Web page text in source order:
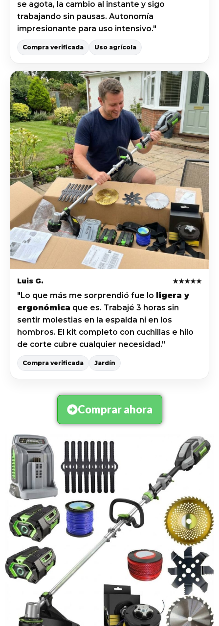
se agota, la cambio al instante y sigo
trabajando sin pausas. Autonomía
impresionante para uso intensivo."
Compra verificada Uso agrícola
Luis G. ★★★★★
"Lo que más me sorprendió fue lo ligera y
ergonómica que es. Trabajé 3 horas sin
sentir molestias en la espalda ni en los
hombros. El kit completo con cuchillas e hilo
de corte cubre cualquier necesidad."
Compra verificada Jardín
Comprar ahora